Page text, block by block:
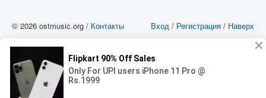
Вход / Регистрация / Наверх
© 2026 ostmusic.org / Контакты
можете использовать такие материалы только в том в случае, если
использование производится с ознакомительными целями - для прочих целей
вы должны приобрести лицензионную запись.